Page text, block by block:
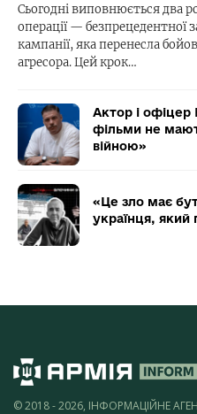
Сьогодні виповнюється два
операції — безпрецедентної
кампанії, яка перенесла
агресора. Цей крок…
Актор і
фільми не
війною»
«Це зло має
українця, який
© 2018 - 2026, ІНФОРМАЦІЙНЕ